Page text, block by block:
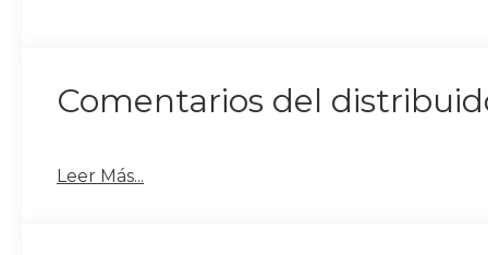
Comentarios del
Leer Más...